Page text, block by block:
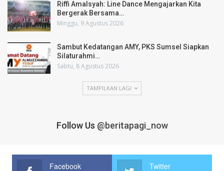
Riffi Amalsyah: Line Dance Mengajarkan Kita
Bergerak Bersama…
Minggu, 9 Agustus 2026
Sambut Kedatangan AMY, PKS Sumsel Siapkan
Silaturahmi…
Sabtu, 8 Agustus 2026
TAMPILKAN LAGI
Follow Us @beritapagi_now
Facebook Twitter